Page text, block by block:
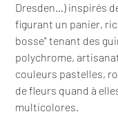
Dresden…) inspirés
figurant un panier,
bosse" tenant des
polychrome,
couleurs pastelles,
de fleurs quand à
multicolores.